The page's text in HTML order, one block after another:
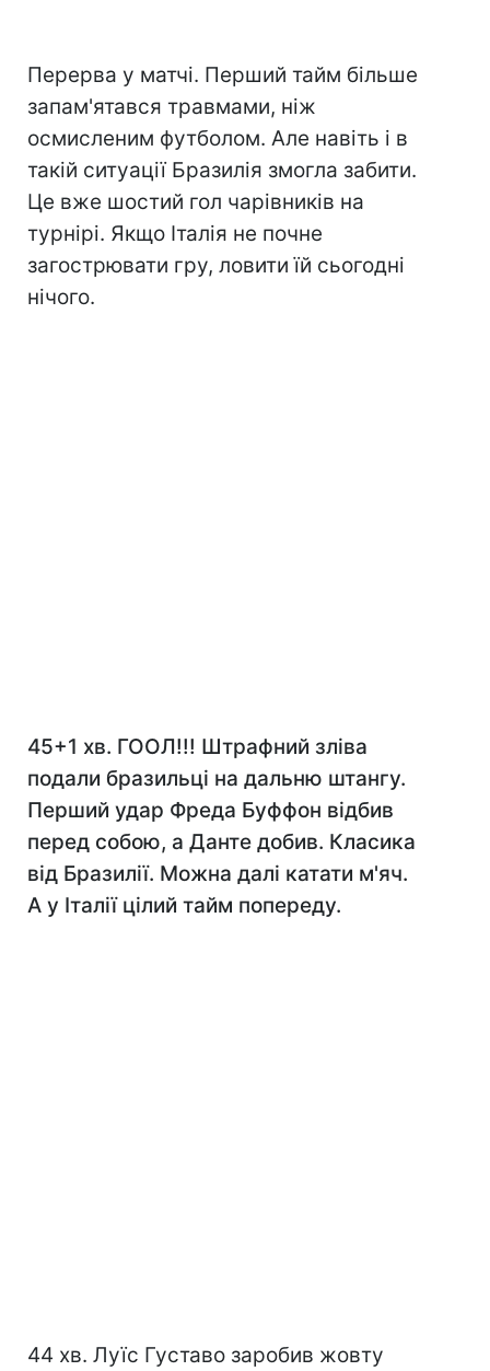
Перерва у матчі. Перший тайм більше
запам'ятався травмами, ніж
осмисленим футболом. Але навіть і в
такій ситуації Бразилія змогла забити.
Це вже шостий гол чарівників на
турнірі. Якщо Італія не почне
загострювати гру, ловити їй сьогодні
нічого.
45+1 хв. ГООЛ!!! Штрафний зліва
подали бразильці на дальню штангу.
Перший удар Фреда Буффон відбив
перед собою, а Данте добив. Класика
від Бразилії. Можна далі катати м'яч.
А у Італії цілий тайм попереду.
44 хв. Луїс Густаво заробив жовту